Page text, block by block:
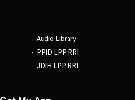
Audio Library
PPID LPP RRI
JDIH LPP RRI